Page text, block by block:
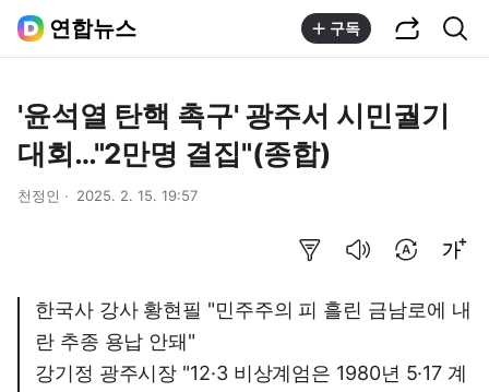
연합뉴스 구독
'윤석열 탄핵 촉구' 광주서 시민궐기
대회…"2만명 결집"(종합)
천정인 2025. 2. 15. 19:57
한국사 강사 황현필 "민주주의 피 흘린 금남로에 내
란 추종 용납 안돼"
강기정 광주시장 "12·3 비상계엄은 1980년 5·17 계